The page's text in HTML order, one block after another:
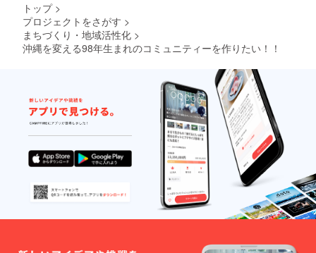
トップ >
プロジェクトをさがす >
まちづくり・地域活性化 >
沖縄を変える98年生まれのコミュニティーを作りたい！！